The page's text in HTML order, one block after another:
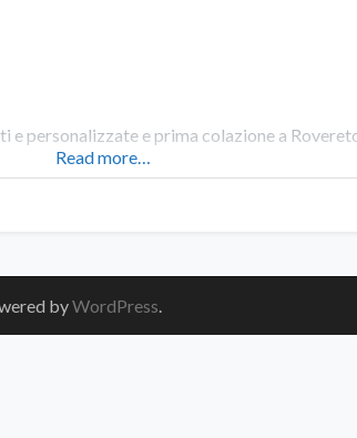
personalizzate e prima colazione a
Read more…
byWordPress.